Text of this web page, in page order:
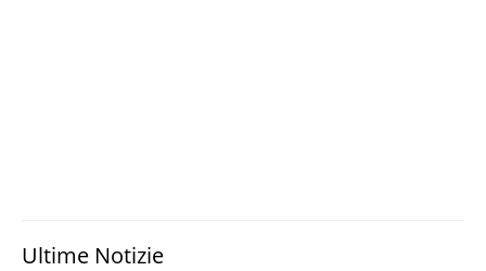
Ultime Notizie